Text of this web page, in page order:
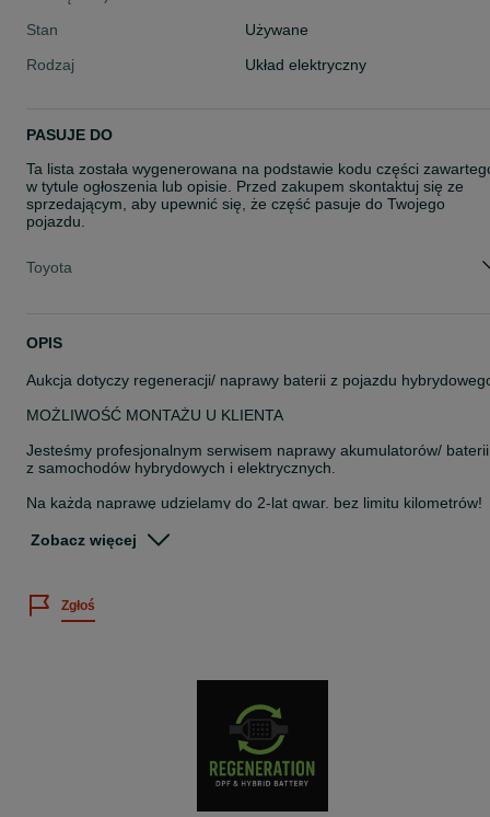
Stan
Używane
Rodzaj
Układ elektryczny
PASUJE DO
Ta lista została wygenerowana na podstawie kodu części
w tytule ogłoszenia lub opisie. Przed zakupem skontaktuj się ze
sprzedającym, aby upewnić się, że część pasuje do Twojego
pojazdu.
Toyota
OPIS
Aukcja dotyczy regeneracji/ naprawy baterii z pojazdu
MOŻLIWOŚĆ MONTAŻU U KLIENTA
Jesteśmy profesjonalnym serwisem naprawy akumulatorów/ baterii
z samochodów hybrydowych i elektrycznych.
Na każdą naprawę udzielamy do 2-lat gwar. bez limitu kilometrów!
(Standardowa gwarancja 3 miesiące z możliwością przedłużenia)
zawiera części zamiennych.
- 6 lat doświadczenia w regeneracji
- 3 miesiące gwar. bez limitu kilometrów (możliwość przedłużenia
Zobacz więcej
Zgłoś